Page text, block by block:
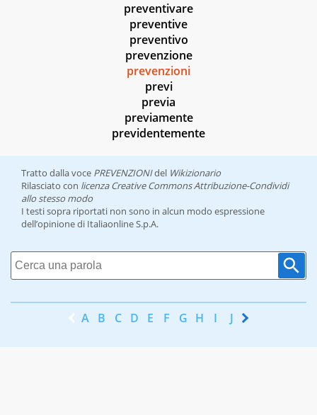
preventivare
preventive
preventivo
prevenzione
prevenzioni
previ
previa
previamente
previdentemente
Tratto dalla voce PREVENZIONIdel Wikizionario
Rilasciato con licenza Creative Commons Attribuzione-Condividi
allo stesso modo
I testi sopra riportati non sono in alcun modo espressione
dell’opinione di Italiaonline S.p.A.
A B C D E F G H I J K